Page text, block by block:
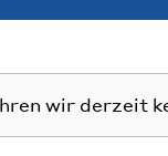
wir derzeit